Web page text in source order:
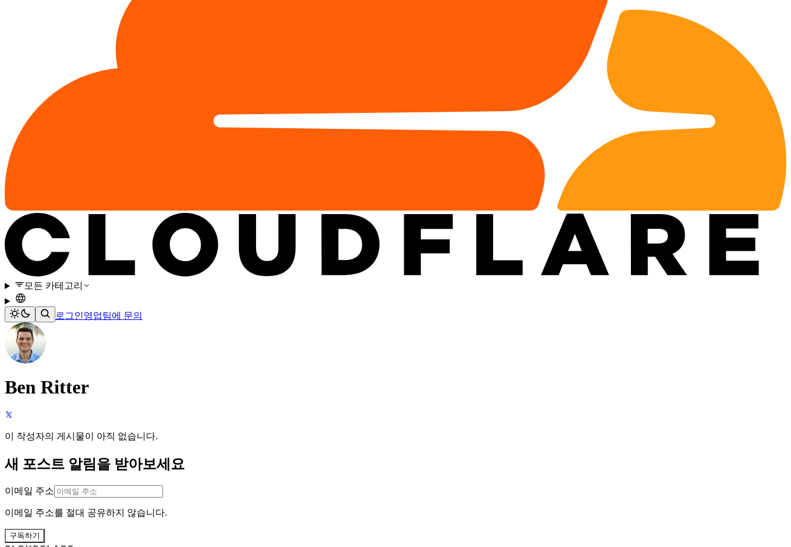
모든 카테고리
로그인영업팀에 문의
Ben Ritter
이 작성자의 게시물이 아직 없습니다.
새 포스트 알림을 받아보세요
이메일 주소
이메일 주소를 절대 공유하지 않습니다.
구독하기